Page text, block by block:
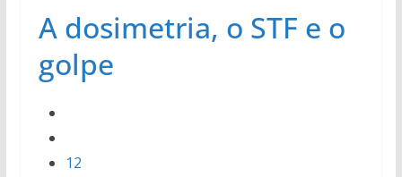
A dosimetria, o STF e o
golpe
12